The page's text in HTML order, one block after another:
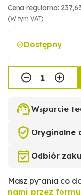
Cena regularna:
(W tym VAT)
Dostępny
Wsparcie
Oryginalne
Odbiór
Masz pytania co
nami przez